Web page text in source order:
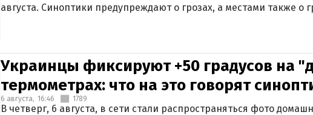
августа. Синоптики предупреждают о грозах, а местами также о
Украинцы фиксируют +50 градусов на
термометрах: что на это говорят
6 августа, 16:46 1789
В четверг, 6 августа, в сети стали распространяться фото